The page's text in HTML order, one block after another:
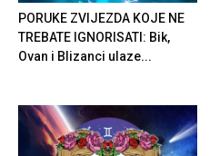
PORUKE ZVIJEZDA KOJE NE
TREBATE IGNORISATI: Bik,
Ovan i Blizanci ulaze...